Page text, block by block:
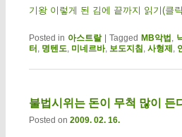
기왕 이렇게 된 김에 끝까지 읽기(클
Posted in 아스트랄 |Tagged MB악법
터 명텐도 미네르바, 보도지침 사형제
불법시위는 돈이 무척 많이 든
Posted on 2009. 02. 16.